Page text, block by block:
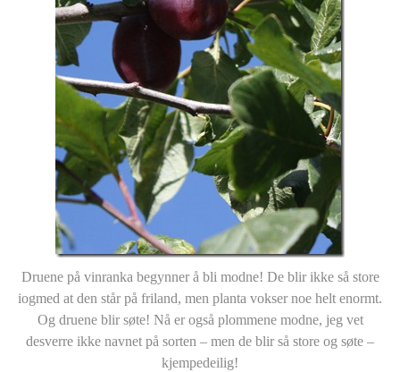
Druene på vinranka begynner å bli modne! De blir ikke så store
iogmed at den står på friland, men planta vokser noe helt enormt.
Og druene blir søte! Nå er også plommene modne, jeg vet
desverre ikke navnet på sorten – men de blir så store og søte –
kjempedeilig!